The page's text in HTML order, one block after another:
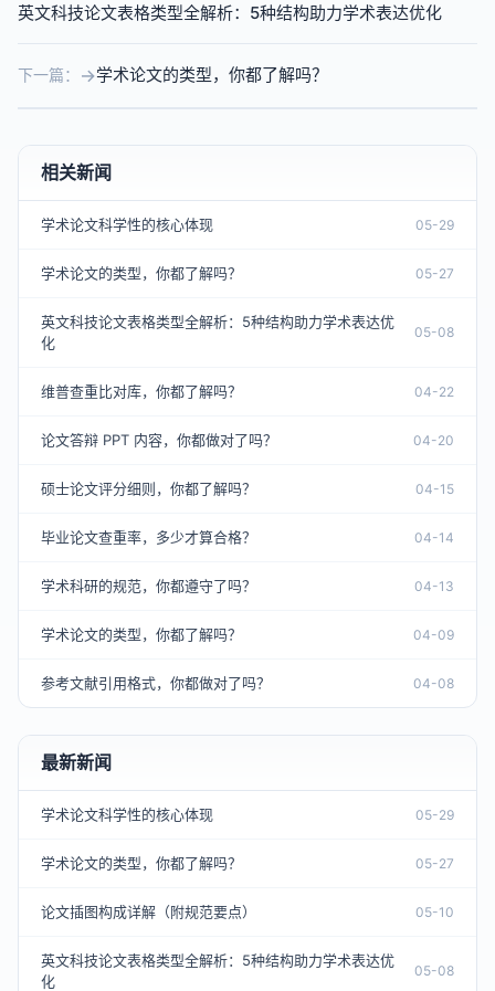
英文科技论文表格类型全解析：5种结构助力学术表达优化
下一篇： 学术论文的类型，你都了解吗？
相关新闻
学术论文科学性的核心体现 05-29
学术论文的类型，你都了解吗？ 05-27
英文科技论文表格类型全解析：5种结构助力学术表达优
化
05-08
维普查重比对库，你都了解吗？ 04-22
论文答辩 PPT 内容，你都做对了吗？ 04-20
硕士论文评分细则，你都了解吗？ 04-15
毕业论文查重率，多少才算合格？ 04-14
学术科研的规范，你都遵守了吗？ 04-13
学术论文的类型，你都了解吗？ 04-09
参考文献引用格式，你都做对了吗？ 04-08
最新新闻
学术论文科学性的核心体现 05-29
学术论文的类型，你都了解吗？ 05-27
论文插图构成详解（附规范要点） 05-10
英文科技论文表格类型全解析：5种结构助力学术表达优
化
05-08